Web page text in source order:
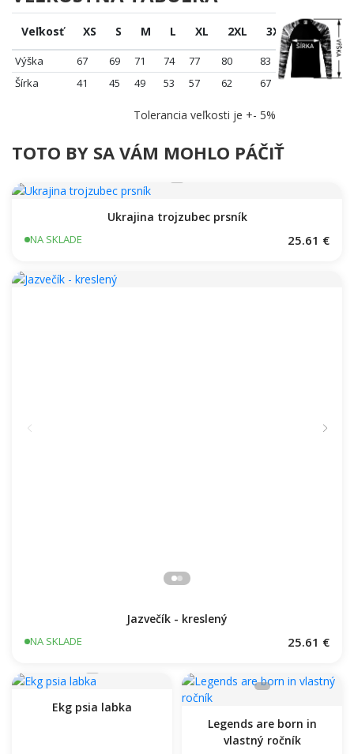
Veľkosť XS S M L XL 2XL 3XL
Výška 67 69 71 74 77 80
83
Šírka
41 45 49 53 57 62 67
Tolerancia veľkosti je +- 5%
TOTO BY SA VÁM MOHLO PÁČIŤ
Ukrajina trojzubec prsník
NA SKLADE 25.61 €
Jazvečík - kreslený
NA SKLADE 25.61 €
Ekg psia labka
Legends are born in
vlastný ročník